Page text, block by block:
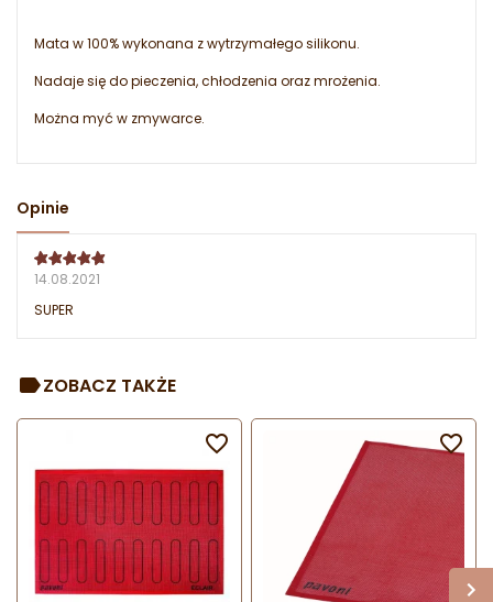
Mata w 100% wykonana z wytrzymałego silikonu.
Nadaje się do pieczenia, chłodzenia oraz mrożenia.
Można myć w zmywarce.
Opinie
14.08.2021
SUPER
ZOBACZ TAKŻE
 